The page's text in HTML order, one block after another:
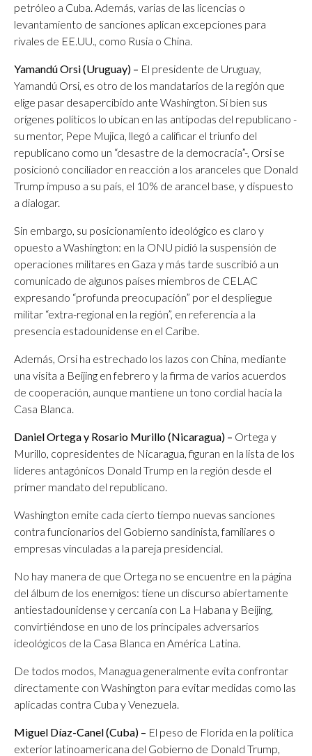
petróleo a Cuba. Además, varias de las licencias o
levantamiento de sanciones aplican excepciones para
rivales de EE.UU., como Rusia o China.
Yamandú Orsi (Uruguay) – El presidente de Uruguay,
Yamandú Orsi, es otro de los mandatarios de la región que
elige pasar desapercibido ante Washington. Si bien sus
orígenes políticos lo ubican en las antípodas del republicano -
su mentor, Pepe Mujica, llegó a calificar el triunfo del
republicano como un “desastre de la democracia”-, Orsi se
posicionó conciliador en reacción a los aranceles que Donald
Trump impuso a su país, el 10% de arancel base, y dispuesto
a dialogar.
Sin embargo, su posicionamiento ideológico es claro y
opuesto a Washington: en la ONU pidió la suspensión de
operaciones militares en Gaza y más tarde suscribió a un
comunicado de algunos países miembros de CELAC
expresando “profunda preocupación” por el despliegue
militar “extra-regional en la región”, en referencia a la
presencia estadounidense en el Caribe.
Además, Orsi ha estrechado los lazos con China, mediante
una visita a Beijing en febrero y la firma de varios acuerdos
de cooperación, aunque mantiene un tono cordial hacia la
Casa Blanca.
Daniel Ortega y Rosario Murillo (Nicaragua) – Ortega y
Murillo, copresidentes de Nicaragua, figuran en la lista de los
líderes antagónicos Donald Trump en la región desde el
primer mandato del republicano.
Washington emite cada cierto tiempo nuevas sanciones
contra funcionarios del Gobierno sandinista, familiares o
empresas vinculadas a la pareja presidencial.
No hay manera de que Ortega no se encuentre en la página
del álbum de los enemigos: tiene un discurso abiertamente
antiestadounidense y cercanía con La Habana y Beijing,
convirtiéndose en uno de los principales adversarios
ideológicos de la Casa Blanca en América Latina.
De todos modos, Managua generalmente evita confrontar
directamente con Washington para evitar medidas como las
aplicadas contra Cuba y Venezuela.
Miguel Díaz-Canel (Cuba) – El peso de Florida en la política
exterior latinoamericana del Gobierno de Donald Trump,